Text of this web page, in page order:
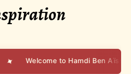
to Hamdi Ben Aïssa's blog